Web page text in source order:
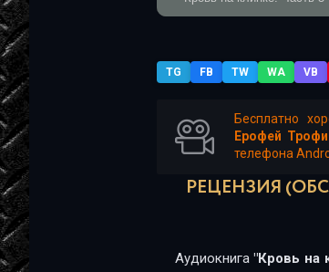
Кровь на клинке. Часть 7
Кровь на клинке. Часть 9
TG FB TW WA VB
Бесплатно
Ерофей
телефона
РЕЦЕНЗИЯ
Аудиокнига "Кровь на